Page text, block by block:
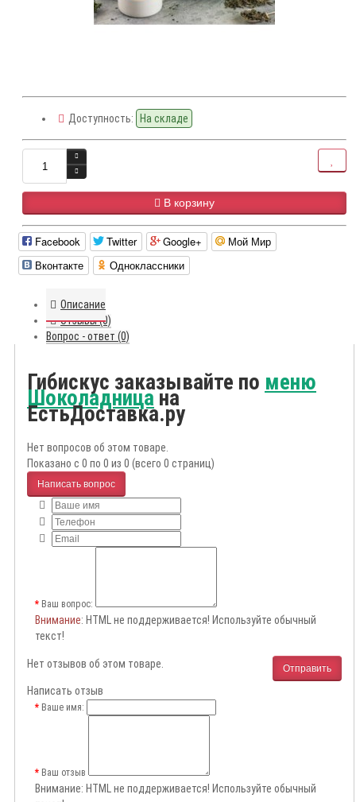
Доступность: На складе
В корзину
Facebook Twitter Google+
Мой Мир
Вконтакте
Одноклассники
Описание
Отзывы (0)
Вопрос - ответ (0)
Гибискус заказывайте по меню
Шоколадницана
ЕстьДоставка.ру
Нет вопросов об этом товаре.
Показано с 0 по 0 из 0 (всего 0 страниц)
Написать вопрос
Ваш вопрос:
Внимание: HTML не поддерживается! Используйте обычный
текст!
Отправить
Нет отзывов об этом товаре.
Написать отзыв
Ваше имя:
Ваш отзыв
Внимание: HTML не поддерживается! Используйте обычный